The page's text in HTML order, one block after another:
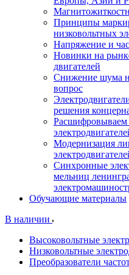
Принципы
низковольтных
Напряжение и
Новинки на
двигателей
Снижение шума
вопрос
решения
Модернизация
Синхронные
мельниц
Обучающие материалы
В наличии
Высоковольтные
Низковольтные
Преобразователи